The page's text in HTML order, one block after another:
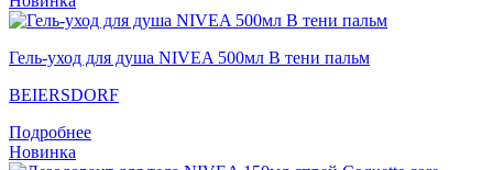
Гель-уход для душа NIVEA 500мл В тени пальм
BEIERSDORF
Подробнее
Новинка